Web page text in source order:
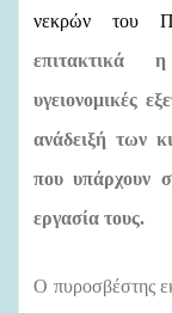
νεκρών του
επιτακτικά
υγειονομικές
ανάδειξή των
που υπάρχουν
εργασία τους.
Ο πυροσβέστης